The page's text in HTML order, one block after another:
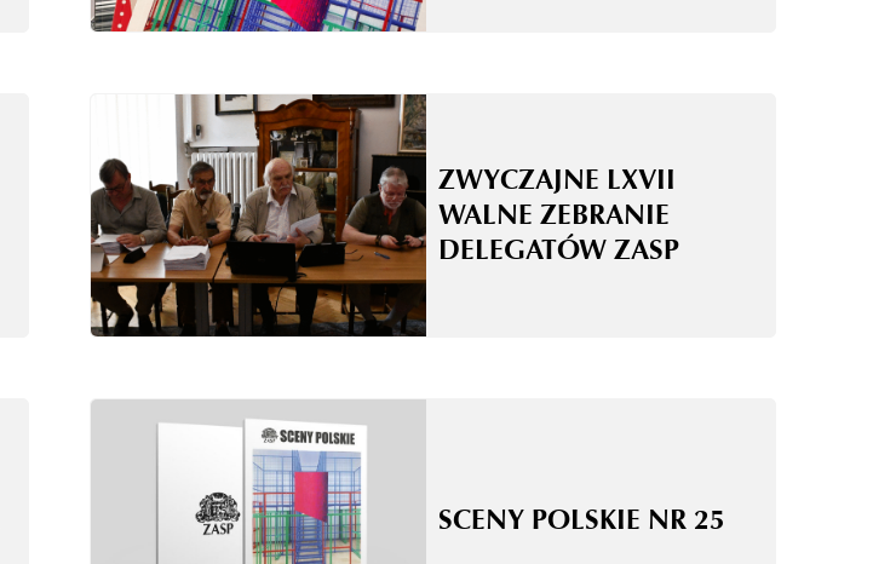
ZWYCZAJNE LXVII
WALNE ZEBRANIE
DELEGATÓW ZASP
SCENY POLSKIE NR 25